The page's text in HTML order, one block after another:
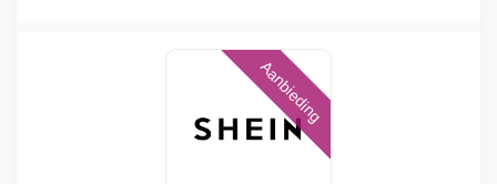
Aanbieding